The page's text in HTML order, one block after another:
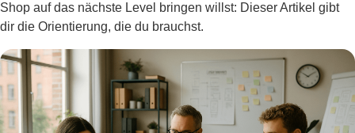
Shop auf das nächste Level bringen willst: Dieser Artikel gibt
dir die Orientierung, die du brauchst.